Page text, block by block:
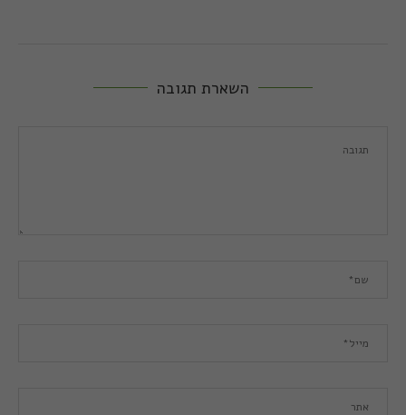
השארת תגובה